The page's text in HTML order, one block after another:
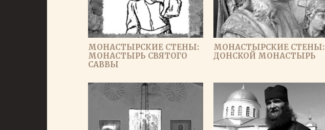
МОНАСТЫРСКИЕ СТЕНЫ:
МОНАСТЫРЬ СВЯТОГО
САВВЫ
МОНАСТЫРСКИЕ СТЕНЫ:
ДОНСКОЙ МОНАСТЫРЬ